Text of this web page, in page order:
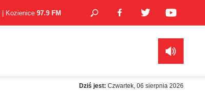
| Kozienice 97.9 FM
Dziś jest: Czwartek, 06 sierpnia 2026